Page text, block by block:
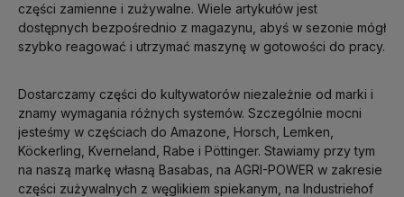
części zamienne i zużywalne. Wiele artykułów jest
dostępnych bezpośrednio z magazynu, abyś w sezonie mógł
szybko reagować i utrzymać maszynę w gotowości do pracy.
Dostarczamy części do kultywatorów niezależnie od marki i
znamy wymagania różnych systemów. Szczególnie mocni
jesteśmy w częściach do Amazone, Horsch, Lemken,
Köckerling, Kverneland, Rabe i Pöttinger. Stawiamy przy tym
na naszą markę własną Basabas, na AGRI-POWER w zakresie
części zużywalnych z węglikiem spiekanym, na Industriehof